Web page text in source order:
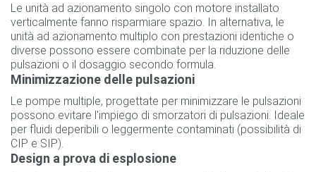
Le unità ad azionamento singolo con motore installato
verticalmente fanno risparmiare spazio. In alternativa, le
unità ad azionamento multiplo con prestazioni identiche o
diverse possono essere combinate per la riduzione delle
pulsazioni o il dosaggio secondo formula.
Minimizzazione delle pulsazioni
Le pompe multiple, progettate per minimizzare le pulsazioni
possono evitare l'impiego di smorzatori di pulsazioni. Ideale
per fluidi deperibili o leggermente contaminati (possibilità di
CIP e SIP).
Design a prova di esplosione